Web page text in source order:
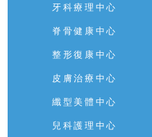
牙科療理中心
脊骨健康中心
整形復康中心
皮膚治療中心
纖型美體中心
兒科護理中心